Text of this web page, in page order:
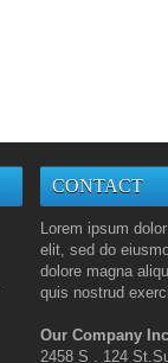
CONTACT
Lorem ipsum
elit, sed do
dolore magna
quis nostrud
Our Company
2458 S . 124